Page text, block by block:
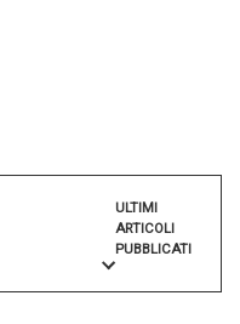
ULTIMI
ARTICOLI
PUBBLICATI